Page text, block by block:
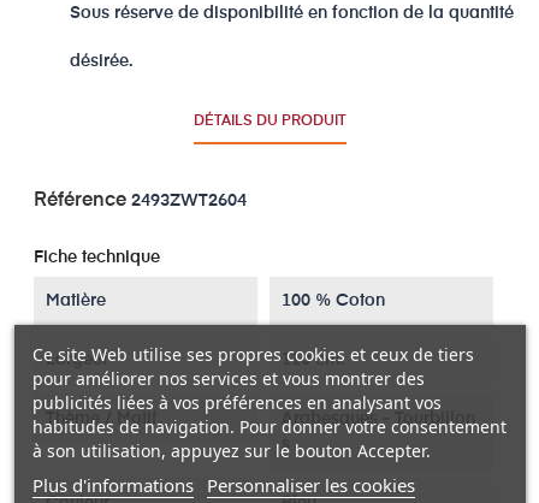
Sous réserve de disponibilité en fonction de la quantité
désirée.
DÉTAILS DU PRODUIT
Référence 2493ZWT2604
Fiche technique
Matière 100 % Coton
Largeur 110 cm.
Thème / Motif
Arabesques - Tourbillon
Ce site Web utilise ses propres cookies et ceux de tiers
pour améliorer nos services et vous montrer des
publicités liées à vos préférences en analysant vos
habitudes de navigation. Pour donner votre consentement
à son utilisation, appuyez sur le bouton Accepter.
Plus d'informations Personnaliser les cookies